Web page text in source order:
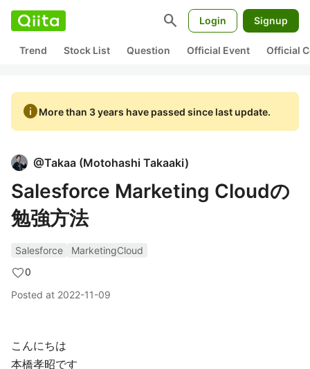
search Login Signup
Trend Stock List Question Official Event Official
infoMore than 3 years have passed since last update.
@Takaa (Motohashi Takaaki)
Salesforce Marketing Cloudの
勉強方法
Salesforce
MarketingCloud
0
Posted at 2022-11-09
こんにちは
本橋孝昭です